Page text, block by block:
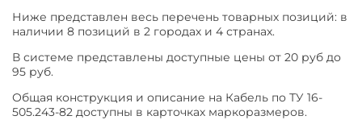
Ниже представлен весь перечень товарных позиций: в
наличии 8 позиций в 2 городах и 4 странах.
В системе представлены доступные цены от 20 руб до
95 руб.
Общая конструкция и описание на Кабель по ТУ 16-
505.243-82 доступны в карточках маркоразмеров.